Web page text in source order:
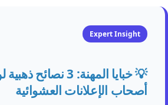
Expert Insight
💡 خبايا المهنة: 3
أصحاب الإعلانات العشوائية